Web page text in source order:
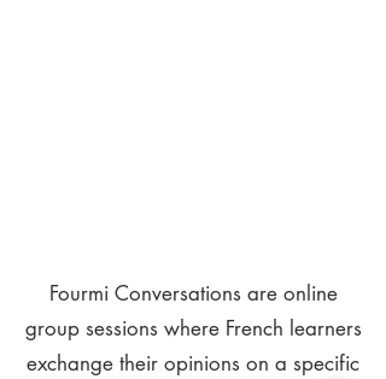
Fourmi Conversations are online
group sessions where French learners
exchange their opinions on a specific